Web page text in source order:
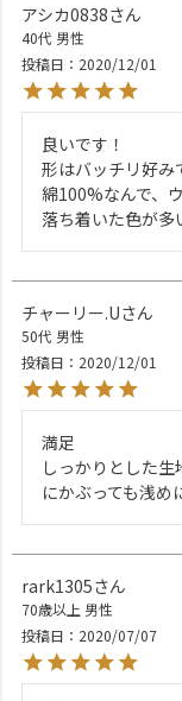
アシカ0838
40代 男性
投稿日
2020/12/01
良いです！
形はバッチリ好み
綿100%なんで、
落ち着いた色が多
チャーリー.U
50代 男性
投稿日
2020/12/01
満足
しっかりとした
rark1305
70歳以上 男性
投稿日
2020/07/07